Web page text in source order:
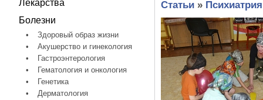
Лекарства
Болезни
•
Здоровый образ жизни
•
Акушерство и гинекология
•
Гастроэнтерология
•
Гематология и онкология
•
Генетика
•
Дерматология
Статьи»